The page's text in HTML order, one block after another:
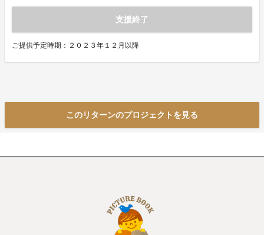
支援終了
ご提供予定時期：２０２３年１２月以降
このリターンのプロジェクトを見る